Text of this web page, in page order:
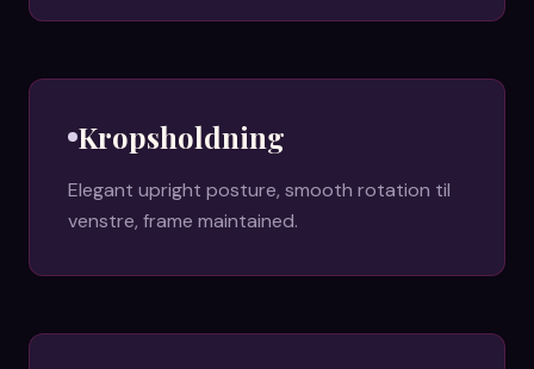
Kropsholdning
Elegant upright posture, smooth rotation til
venstre, frame maintained.